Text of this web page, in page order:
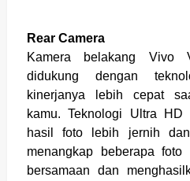
Rear Camera
Kamera belakang Vivo
didukung dengan
kinerjanya lebih cepat
kamu. Teknologi Ultra
hasil foto lebih jernih
menangkap beberapa
bersamaan dan